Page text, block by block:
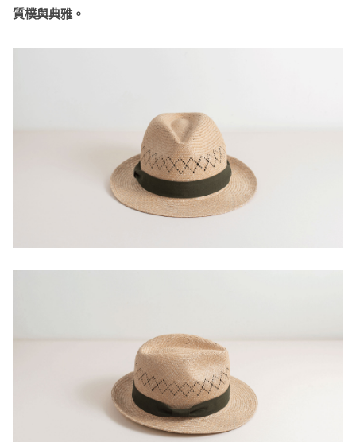
質樸與典雅。